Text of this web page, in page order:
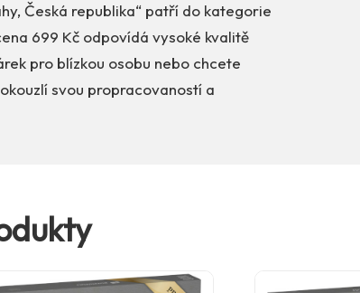
Česká republika“ patří do kategorie
699 Kč odpovídá vysoké kvalitě
pro blízkou osobu nebo chcete
svou propracovaností a